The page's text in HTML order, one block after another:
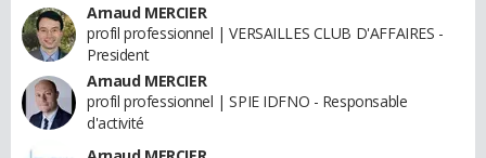
Arnaud MERCIER
profil professionnel | VERSAILLES CLUB D'AFFAIRES -
President
Arnaud MERCIER
profil professionnel | SPIE IDFNO - Responsable
d'activité